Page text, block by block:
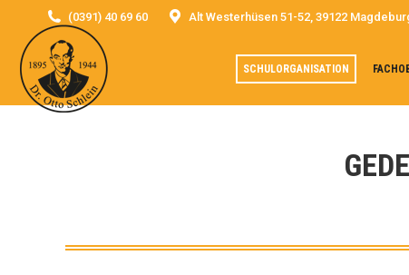
(0391) 40 69 60 Alt Westerhüsen 51-52, 39122
SCHULORGANISATION